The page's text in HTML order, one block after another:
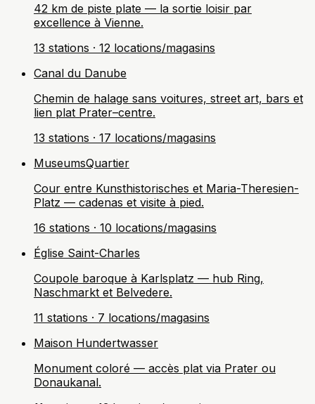
42 km de piste plate — la sortie loisir par
excellence à Vienne.
13 stations · 12 locations/magasins
Canal du Danube
Chemin de halage sans voitures, street art, bars et
lien plat Prater–centre.
13 stations · 17 locations/magasins
MuseumsQuartier
Cour entre Kunsthistorisches et Maria-Theresien-
Platz — cadenas et visite à pied.
16 stations · 10 locations/magasins
Église Saint-Charles
Coupole baroque à Karlsplatz — hub Ring,
Naschmarkt et Belvedere.
11 stations · 7 locations/magasins
Maison Hundertwasser
Monument coloré — accès plat via Prater ou
Donaukanal.